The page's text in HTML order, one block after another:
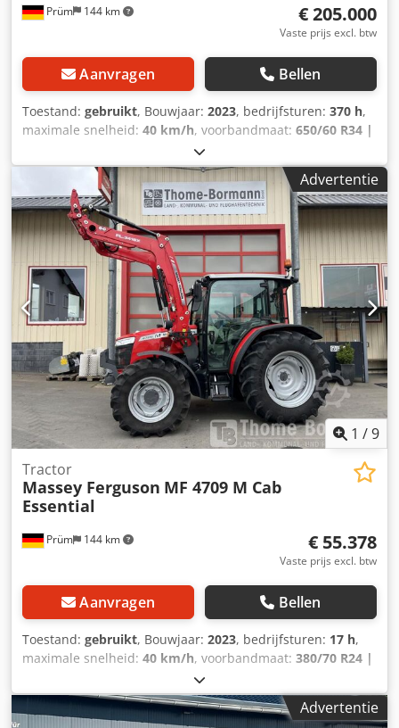
Prüm 144 km € 205.000
Vaste prijs excl. btw
Aanvragen Bellen
Toestand: gebruikt, Bouwjaar: 2023, bedrijfsturen: 370 h,
maximale snelheid: 40 km/h, voorbandmaat: 650/60 R34 |
710/75 R42 | 0%
710/75 R42, Banden (v): 650/60 R34, Banden (a): 710/75
R42, Bedrijfsuren: 370, Eerste toelating: 19-12-
2024_____Standaarduitrusting / technische
gegevensMotorNominaal vermogen (ISO) 176/240 kW/pk bij
2.100 tpmMax. vermogen (ISO) 198/270 kW/pk bij 1.950
tpmEPM - Max. vermogen (ISO) 221/300 kW/pk bij 1.950
tpmMax. koppel 1.220 Nm bij 1.500 tpmEPM - Max. koppel
1.300 Nm bij 1.500 tpmAGCO Power, STAGE V
Codpfsvqakxjx Afnorf
Advertentie
1 /9
Prüm 144 km
Tractor
Massey Ferguson MF 4709 M Cab
Essential
€ 55.378
Vaste prijs excl. btw
Aanvragen Bellen
Toestand: gebruikt, Bouwjaar: 2023, bedrijfsturen: 17 h,
maximale snelheid: 40 km/h, voorbandmaat: 380/70 R24 |
480/70 R34 | 0%
480/70 R34, Banden (v): 380/70 R24, Banden (a): 480/70
R34, Bedrijfsuren: 17_____Standaarduitrusting/technische
Advertentie